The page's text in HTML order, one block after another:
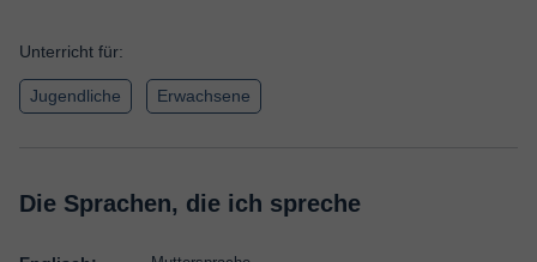
Unterricht für:
Jugendliche Erwachsene
Die Sprachen, die ich spreche